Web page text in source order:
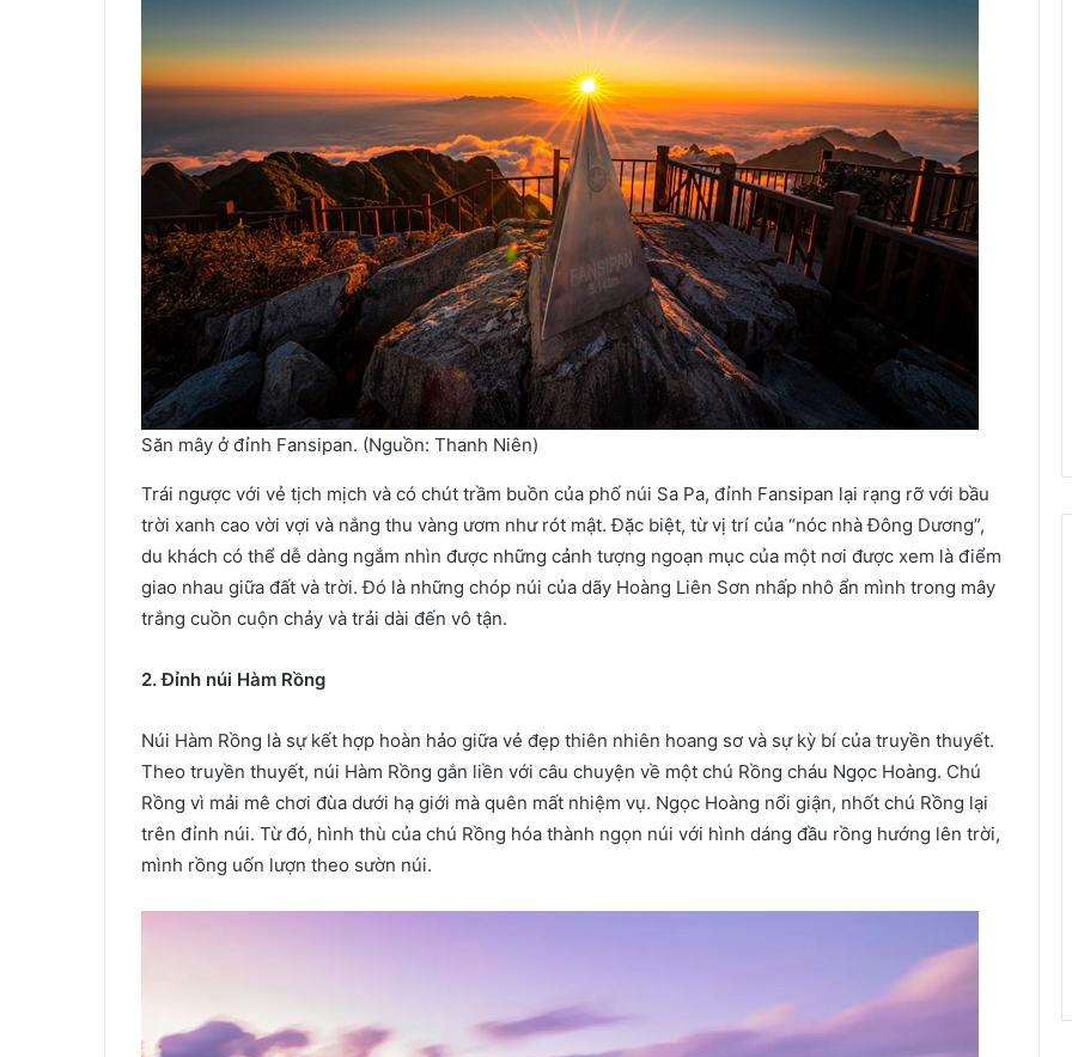
Săn mây ở đỉnh Fansipan. (Nguồn: Thanh Niên)
Trái ngược với vẻ tịch mịch và có chút trầm buồn của phố núi Sa Pa, đỉnh Fansipan lại rạng rỡ với bầu
trời xanh cao vời vợi và nắng thu vàng ươm như rót mật. Đặc biệt, từ vị trí của “nóc nhà Đông Dương”,
du khách có thể dễ dàng ngắm nhìn được những cảnh tượng ngoạn mục của một nơi được xem là điểm
giao nhau giữa đất và trời. Đó là những chóp núi của dãy Hoàng Liên Sơn nhấp nhô ẩn mình trong mây
trắng cuồn cuộn chảy và trải dài đến vô tận.
2. Đỉnh núi Hàm Rồng
Núi Hàm Rồng là sự kết hợp hoàn hảo giữa vẻ đẹp thiên nhiên hoang sơ và sự kỳ bí của truyền thuyết.
Theo truyền thuyết, núi Hàm Rồng gắn liền với câu chuyện về một chú Rồng cháu Ngọc Hoàng. Chú
Rồng vì mải mê chơi đùa dưới hạ giới mà quên mất nhiệm vụ. Ngọc Hoàng nổi giận, nhốt chú Rồng lại
trên đỉnh núi. Từ đó, hình thù của chú Rồng hóa thành ngọn núi với hình dáng đầu rồng hướng lên trời,
mình rồng uốn lượn theo sườn núi.